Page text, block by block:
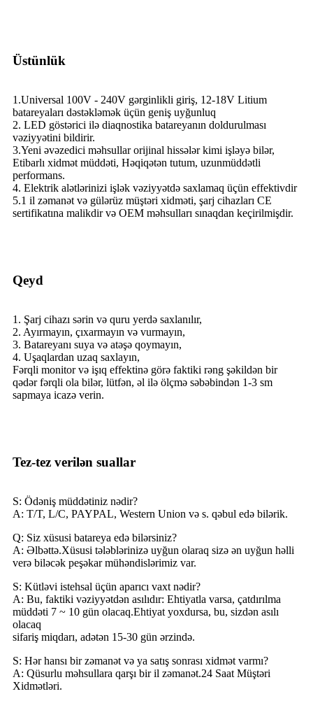
Üstünlük
1.Universal 100V - 240V gərginlikli giriş, 12-18V Litium
batareyaları dəstəkləmək üçün geniş uyğunluq
2. LED göstərici ilə diaqnostika batareyanın doldurulması
vəziyyətini bildirir.
3.Yeni əvəzedici məhsullar orijinal hissələr kimi işləyə bilər,
Etibarlı xidmət müddəti, Həqiqətən tutum, uzunmüddətli
performans.
4. Elektrik alətlərinizi işlək vəziyyətdə saxlamaq üçün effektivdir
5.1 il zəmanət və gülərüz müştəri xidməti, şarj cihazları CE
sertifikatına malikdir və OEM məhsulları sınaqdan keçirilmişdir.
Qeyd
1. Şarj cihazı sərin və quru yerdə saxlanılır,
2. Ayırmayın, çıxarmayın və vurmayın,
3. Batareyanı suya və atəşə qoymayın,
4. Uşaqlardan uzaq saxlayın,
Fərqli monitor və işıq effektinə görə faktiki rəng şəkildən bir
qədər fərqli ola bilər, lütfən, əl ilə ölçmə səbəbindən 1-3 sm
sapmaya icazə verin.
Tez-tez verilən suallar
S: Ödəniş müddətiniz nədir?
A: T/T, L/C, PAYPAL, Western Union və s. qəbul edə bilərik.
Q: Siz xüsusi batareya edə bilərsiniz?
A: Əlbəttə.Xüsusi tələblərinizə uyğun olaraq sizə ən uyğun həlli
verə biləcək peşəkar mühəndislərimiz var.
S: Kütləvi istehsal üçün aparıcı vaxt nədir?
A: Bu, faktiki vəziyyətdən asılıdır: Ehtiyatla varsa, çatdırılma
müddəti 7 ~ 10 gün olacaq.Ehtiyat yoxdursa, bu, sizdən asılı
olacaq
sifariş miqdarı, adətən 15-30 gün ərzində.
S: Hər hansı bir zəmanət və ya satış sonrası xidmət varmı?
A: Qüsurlu məhsullara qarşı bir il zəmanət.24 Saat Müştəri
Xidmətləri.